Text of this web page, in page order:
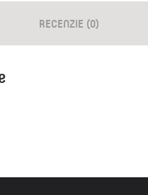
RECENZIE (0)